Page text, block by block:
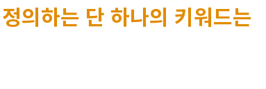
의하는 단 하나의 키워드는